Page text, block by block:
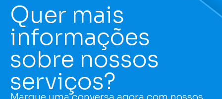
Quer mais
informações
sobre nossos
serviços?